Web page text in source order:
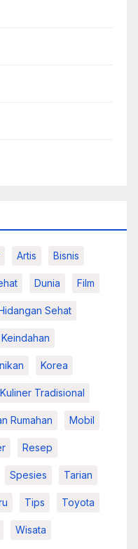
Artis Bisnis
Dunia Film
Sehat
Keindahan
Korea
Kuliner Tradisional
Rumahan Mobil
Resep
Spesies Tarian
Tips Toyota
Wisata